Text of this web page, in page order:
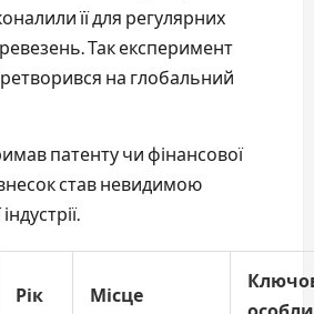
її для регулярних
Так експеримент
на глобальний
патенту чи фінансової
став невидимою
Рік Місце